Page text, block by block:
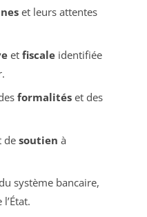
et leurs attentes
et fiscaleidentifiée
formalitéset des
de soutien à
système bancaire,